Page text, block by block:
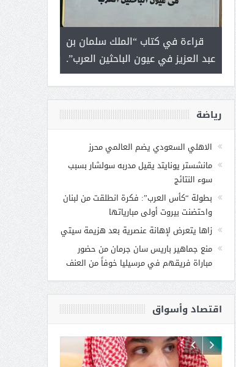
قراءة في كتاب “الملك سلمان بن
عبد العزيز في عيون الباحثين العرب”.
رياضة
الاهلي السعودي يضم العالمي محرز
مانشستر يونايتد يقيل مدربه سولشار بسبب
سوء النتائج
بطولة “كأس العرب”: فكرة انطلقت من لبنان
واحتضنت بيروت أولى مبارياتها
زاها يتعرض لإهانة عنصرية بعد هزيمة سيتي
منع جماهير باريس سان جرمان من حضور
مباراة فريقهم في مرسيليا خوفاً من العنف
اقتصاد وأسواق